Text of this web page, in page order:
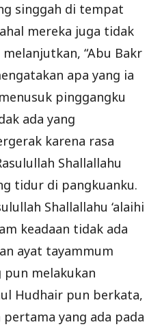
singgah di tempat
mereka juga tidak
“Abu Bakr
apa yang ia
pinggangku
ada yang
karena rasa
Shallallahu
tidur di pangkuanku.
Shallallahu ‘alaihi
keadaan tidak ada
ayat tayammum
pun melakukan
Hudhair pun berkata,
yang ada pada